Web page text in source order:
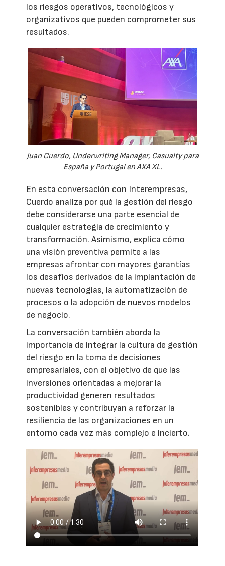
los riesgos operativos, tecnológicos y
organizativos que pueden comprometer sus
resultados.
Juan Cuerdo, Underwriting Manager, Casualty para
España y Portugal en AXA XL.
En esta conversación con Interempresas,
Cuerdo analiza por qué la gestión del riesgo
debe considerarse una parte esencial de
cualquier estrategia de crecimiento y
transformación. Asimismo, explica cómo
una visión preventiva permite a las
empresas afrontar con mayores garantías
los desafíos derivados de la implantación de
nuevas tecnologías, la automatización de
procesos o la adopción de nuevos modelos
de negocio.
La conversación también aborda la
importancia de integrar la cultura de gestión
del riesgo en la toma de decisiones
empresariales, con el objetivo de que las
inversiones orientadas a mejorar la
productividad generen resultados
sostenibles y contribuyan a reforzar la
resiliencia de las organizaciones en un
entorno cada vez más complejo e incierto.